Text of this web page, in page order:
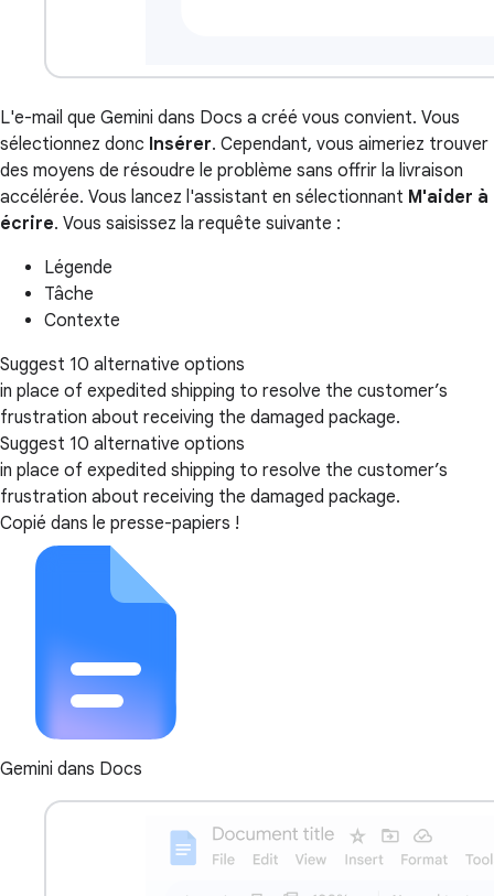
L'e-mail que Gemini dans Docs a créé vous convient. Vous
sélectionnez donc Insérer. Cependant, vous aimeriez trouver
des moyens de résoudre le problème sans offrir la livraison
accélérée. Vous lancez l'assistant en sélectionnant M'aider à
écrire. Vous saisissez la requête suivante :
Légende
Tâche
Contexte
Suggest 10 alternative options
in place of expedited shipping to resolve the customer’s
frustration about receiving the damaged package.
Suggest 10 alternative options
in place of expedited shipping to resolve the customer’s
frustration about receiving the damaged package.
Copié dans le presse-papiers !
Gemini dans Docs